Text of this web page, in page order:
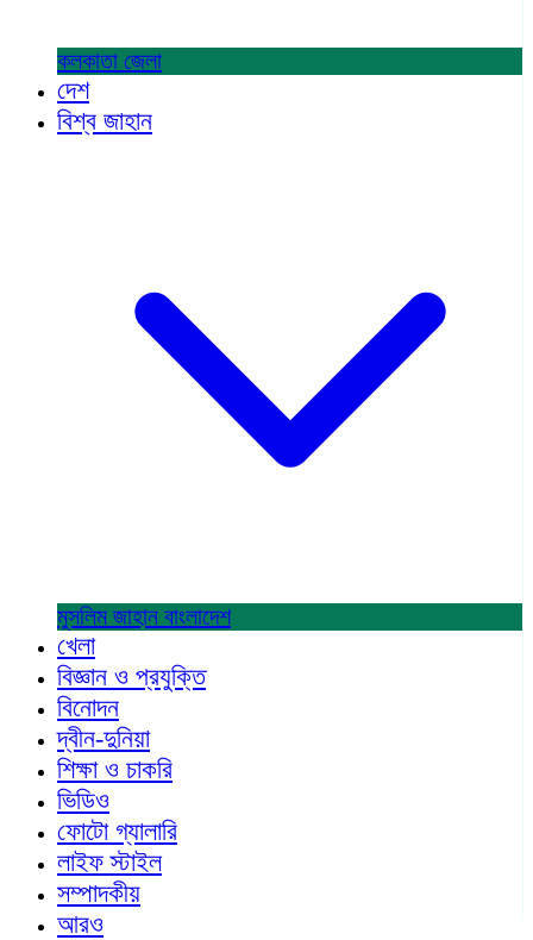
কলকাতা জেলা
দেশ
বিশ্ব জাহান
মুসলিম জাহান বাংলাদেশ
খেলা
বিজ্ঞান ও প্রযুক্তি
বিনোদন
দ্বীন-দুনিয়া
শিক্ষা ও চাকরি
ভিডিও
ফোটো গ্যালারি
লাইফ স্টাইল
সম্পাদকীয়
আরও